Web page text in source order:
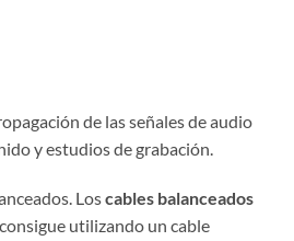
de las señales de audio
y estudios de grabación.
Loscables balanceados
utilizando un cable